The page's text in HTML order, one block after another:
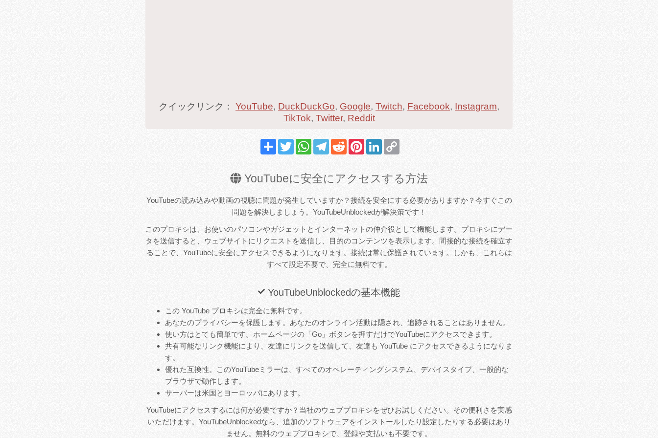
クイックリンク： YouTube, DuckDuckGo, Google, Twitch, Facebook, Instagram,
TikTok, Twitter, Reddit
Share TwitterWhatsAppTelegramRedditPinterestLinkedIn
YouTubeに安全にアクセスする方法
YouTubeの読み込みや動画の視聴に問題が発生していますか？接続を安全にする必要がありますか？今すぐこの
問題を解決しましょう。YouTubeUnblockedが解決策です！
このプロキシは、お使いのパソコンやガジェットとインターネットの仲介役として機能します。プロキシにデー
タを送信すると、ウェブサイトにリクエストを送信し、目的のコンテンツを表示します。間接的な接続を確立す
ることで、YouTubeに安全にアクセスできるようになります。接続は常に保護されています。しかも、これらは
すべて設定不要で、完全に無料です。
YouTubeUnblockedの基本機能
この YouTube プロキシは完全に無料です。
あなたのプライバシーを保護します。あなたのオンライン活動は隠され、追跡されることはありません。
使い方はとても簡単です。ホームページの「Go」ボタンを押すだけでYouTubeにアクセスできます。
共有可能なリンク機能により、友達にリンクを送信して、友達も YouTube にアクセスできるようになりま
す。
優れた互換性。このYouTubeミラーは、すべてのオペレーティングシステム、デバイスタイプ、一般的な
ブラウザで動作します。
サーバーは米国とヨーロッパにあります。
YouTubeにアクセスするには何が必要ですか？当社のウェブプロキシをぜひお試しください。その便利さを実感
いただけます。YouTubeUnblockedなら、追加のソフトウェアをインストールしたり設定したりする必要はあり
ません。無料のウェブプロキシで、登録や支払いも不要です。